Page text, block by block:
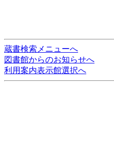
蔵書検索メニューへ
図書館からのお知らせへ
利用案内表示館選択へ